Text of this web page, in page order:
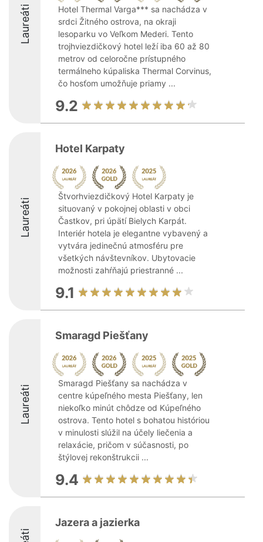
Laureáti
Hotel Thermal Varga*** sa nachádza v
srdci Žitného ostrova, na okraji
lesoparku vo Veľkom Mederi. Tento
trojhviezdičkový hotel leží iba 60 až 80
metrov od celoročne prístupného
termálneho kúpaliska Thermal Corvinus,
čo hosťom umožňuje priamy ...
9.2
Laureáti
Hotel Karpaty
Štvorhviezdičkový Hotel Karpaty je
situovaný v pokojnej oblasti v obci
Častkov, pri úpätí Bielych Karpát.
Interiér hotela je elegantne vybavený a
vytvára jedinečnú atmosféru pre
všetkých návštevníkov. Ubytovacie
možnosti zahŕňajú priestranné ...
9.1
Laureáti
Smaragd Piešťany
Smaragd Piešťany sa nachádza v
centre kúpeľného mesta Piešťany, len
niekoľko minút chôdze od Kúpeľného
ostrova. Tento hotel s bohatou históriou
v minulosti slúžil na účely liečenia a
relaxácie, pričom v súčasnosti, po
štýlovej rekonštrukcii ...
9.4
Jazera a jazierka